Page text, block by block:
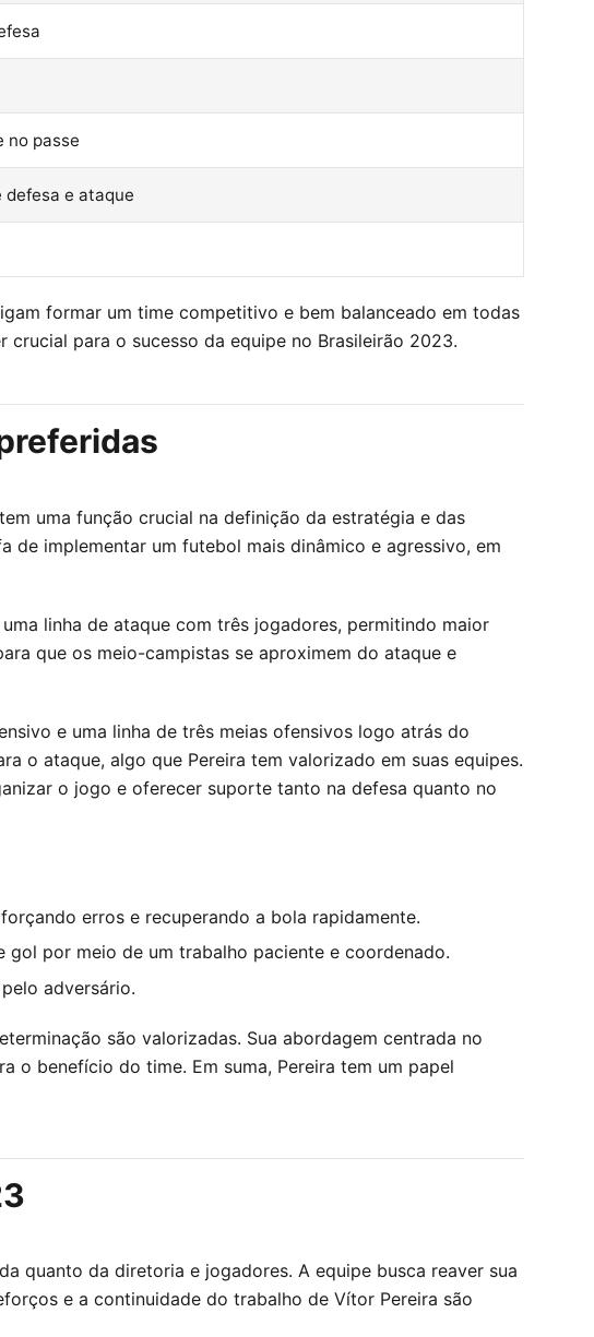
no passe
e ataque
formar um time competitivo e bem balanceado em todas
para o sucesso da equipe no Brasileirão 2023.
uma função crucial na definição da estratégia e das
de implementar um futebol mais dinâmico e agressivo, em
linha de ataque com três jogadores, permitindo maior
que os meio-campistas se aproximem do ataque e
e uma linha de três meias ofensivos logo atrás do
o ataque, algo que Pereira tem valorizado em suas equipes.
o jogo e oferecer suporte tanto na defesa quanto no
erros e recuperando a bola rapidamente.
por meio de um trabalho paciente e coordenado.
adversário.
são valorizadas. Sua abordagem centrada no
o benefício do time. Em suma, Pereira tem um papel
quanto da diretoria e jogadores. A equipe busca reaver sua
e a continuidade do trabalho de Vítor Pereira são